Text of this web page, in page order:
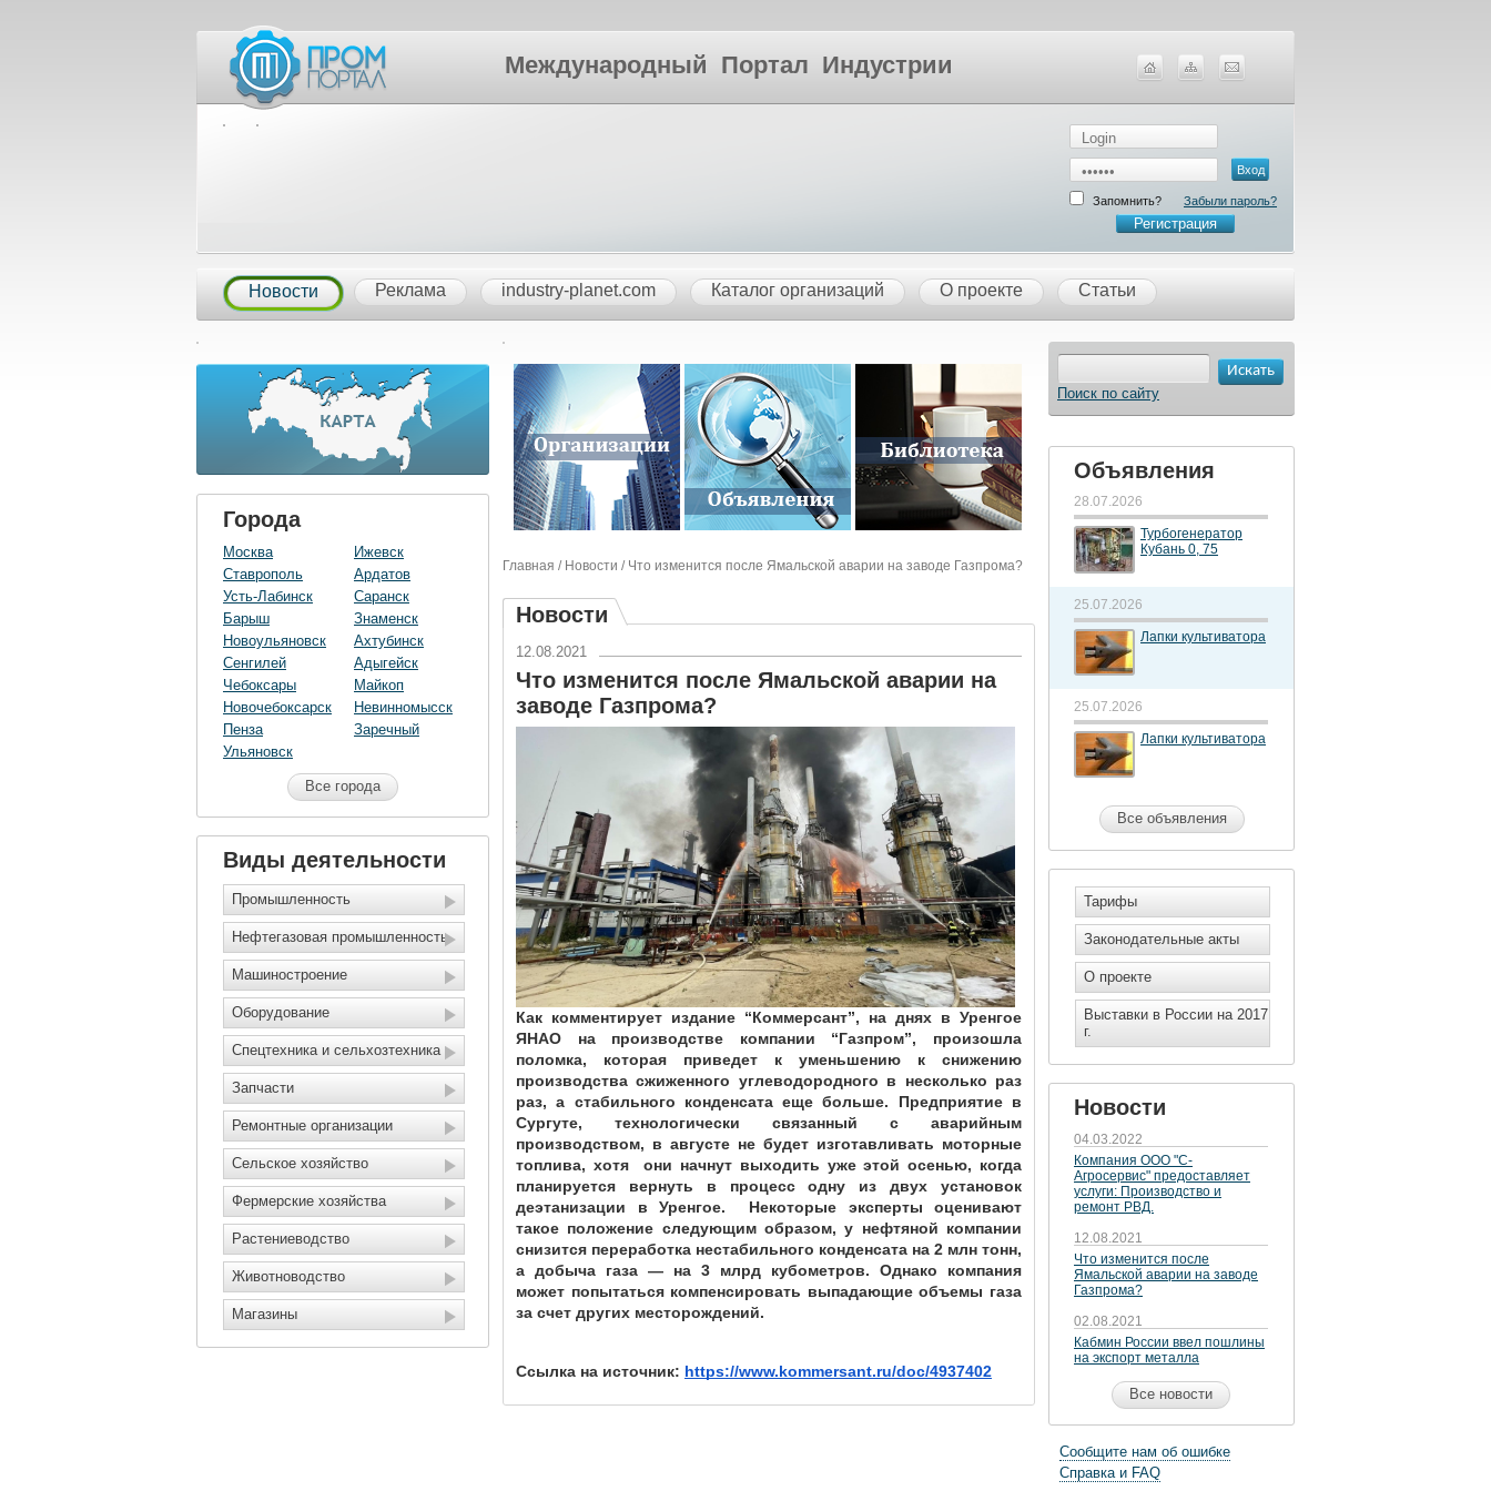
Международный Портал Индустрии
Запомнить? Забыли пароль?
Регистрация
Новости Реклама industry-planet.com Каталог организаций О проекте Статьи
Города
Москва
Ставрополь
Усть-Лабинск
Барыш
Новоульяновск
Сенгилей
Чебоксары
Новочебоксарск
Пенза
Ульяновск
Ижевск
Ардатов
Саранск
Знаменск
Ахтубинск
Адыгейск
Майкоп
Невинномысск
Заречный
Все города
Виды деятельности
Промышленность
Нефтегазовая промышленность
Машиностроение
Оборудование
Спецтехника и сельхозтехника
Запчасти
Ремонтные организации
Сельское хозяйство
Фермерские хозяйства
Растениеводство
Животноводство
Магазины
Главная / Новости / Что изменится после Ямальской аварии на заводе Газпрома?
Новости
12.08.2021
Что изменится после Ямальской аварии на
заводе Газпрома?
Как комментирует издание “Коммерсант”, на днях в Уренгое
ЯНАО на производстве компании “Газпром”, произошла
поломка, которая приведет к уменьшению к снижению
производства сжиженного углеводородного в несколько раз
раз, а стабильного конденсата еще больше. Предприятие в
Сургуте, технологически связанный с аварийным
производством, в августе не будет изготавливать моторные
топлива, хотя  они начнут выходить уже этой осенью, когда
планируется вернуть в процесс одну из двух установок
деэтанизации в Уренгое.  Некоторые эксперты оценивают
такое положение следующим образом, у нефтяной компании
снизится переработка нестабильного конденсата на 2 млн тонн,
а добыча газа — на 3 млрд кубометров. Однако компания
может попытаться компенсировать выпадающие объемы газа
за счет других месторождений.
Ссылка на источник: https://www.kommersant.ru/doc/4937402
Поиск по сайту
Объявления
28.07.2026
Турбогенератор
Кубань 0, 75
25.07.2026
Лапки культиватора
25.07.2026
Лапки культиватора
Все объявления
Тарифы
Законодательные акты
О проекте
Выставки в России на 2017
г.
Новости
04.03.2022
Компания ООО "С-
Агросервис" предоставляет
услуги: Производство и
ремонт РВД.
12.08.2021
Что изменится после
Ямальской аварии на заводе
Газпрома?
02.08.2021
Кабмин России ввел пошлины
на экспорт металла
Все новости
Сообщите нам об ошибке
Справка и FAQ